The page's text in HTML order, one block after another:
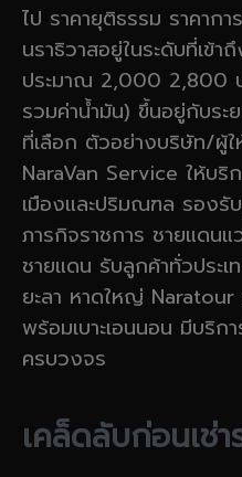
ไป ราคายุติธรรม ราคาก
นราธิวาสอยู่ในระดับที่เข้
ประมาณ 2,000 2,800
รวมค่าน้ำมัน) ขึ้นอยู่กับระ
ที่เลือก ตัวอย่างบริษัท/ผู้ใ
NaraVan Service ให้บริ
เมืองและปริมณฑล รองรั
ภารกิจราชการ ชายแดน
ชายแดน รับลูกค้าทั่วประ
ยะลา หาดใหญ่
พร้อมเบาะเอนนอน มีบริก
ครบวงจร
เคล็ดลับก่อนเช่